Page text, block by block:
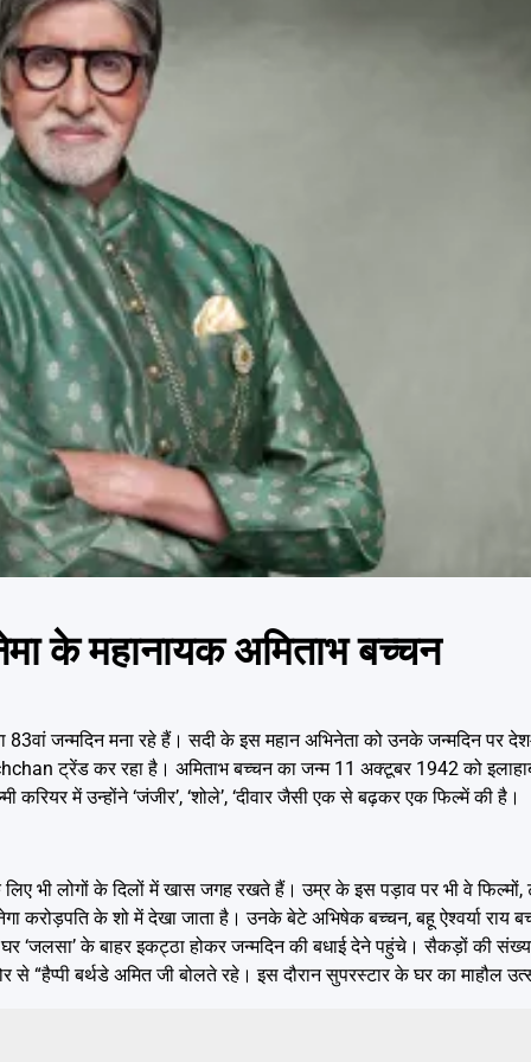
के महानायक अमिताभ बच्चन
जन्मदिन मना रहे हैं। सदी के इस महान अभिनेता को उनके जन्मदिन पर
ट्रेंड कर रहा है। अमिताभ बच्चन का जन्म 11 अक्टूबर 1942 को
में उन्होंने ‘जंजीर’, ‘शोले’, ‘दीवार जैसी एक से बढ़कर एक फिल्में की है।
भी लोगों के दिलों में खास जगह रखते हैं। उम्र के इस पड़ाव पर भी वे फिल्मों,
करोड़पति के शो में देखा जाता है। उनके बेटे अभिषेक बच्चन, बहू ऐश्वर्या राय
‘जलसा’ के बाहर इकट्ठा होकर जन्मदिन की बधाई देने पहुंचे। सैकड़ों की
से “हैप्पी बर्थडे अमित जी बोलते रहे। इस दौरान सुपरस्टार के घर का माहौल